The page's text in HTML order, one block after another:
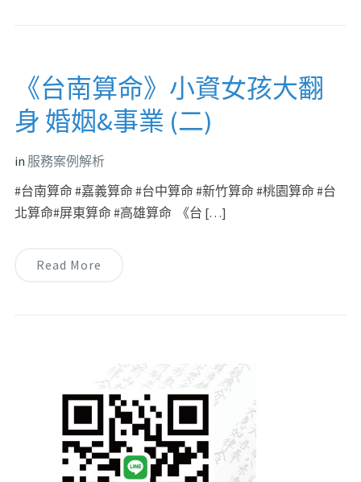
《台南算命》小資女孩大翻
身 婚姻&事業 (二)
in 服務案例解析
#台南算命 #嘉義算命 #台中算命 #新竹算命 #桃園算命 #台
北算命#屏東算命 #高雄算命 《台 […]
Read More